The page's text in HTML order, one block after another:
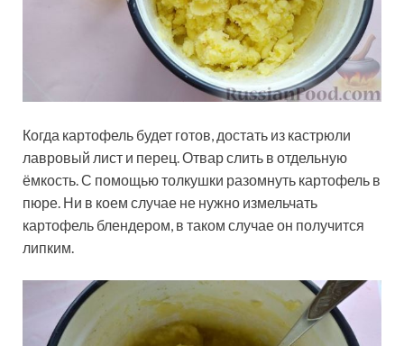
Когда картофель будет готов, достать из кастрюли
лавровый лист и перец. Отвар слить в отдельную
ёмкость. С помощью толкушки разомнуть картофель в
пюре. Ни в коем случае не нужно измельчать
картофель блендером, в таком случае он получится
липким.